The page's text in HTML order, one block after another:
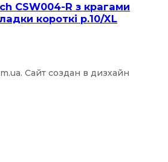
CSW004-R з крагами
короткі р.10/XL
Сайт создан в дизхайн